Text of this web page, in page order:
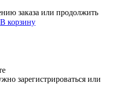
заказа или продолжить
В корзину
зарегистрироваться или